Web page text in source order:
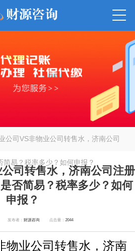
公司VS非物业公司转售水，济南公司
易？税率多少？如何申报？
司转售水，济南公司注册
否简易？税率多少？如何
申报？
发布者：财源咨询 点击量： 2044
物业公司转售水，济南